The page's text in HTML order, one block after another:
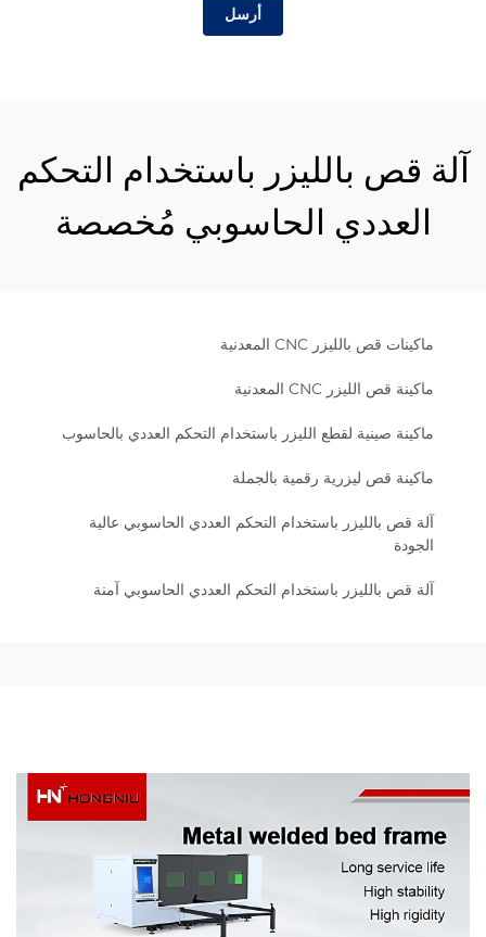
أرسل
آلة قص بالليزر باستخدام التحكم
العددي الحاسوبي مُخصصة
ماكينات قص بالليزر CNC المعدنية
ماكينة قص الليزر CNC المعدنية
ماكينة صينية لقطع الليزر باستخدام التحكم العددي بالحاسوب
ماكينة قص ليزرية رقمية بالجملة
آلة قص بالليزر باستخدام التحكم العددي الحاسوبي عالية
الجودة
آلة قص بالليزر باستخدام التحكم العددي الحاسوبي آمنة